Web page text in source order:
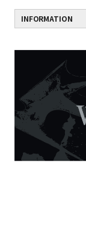
INFORMATION